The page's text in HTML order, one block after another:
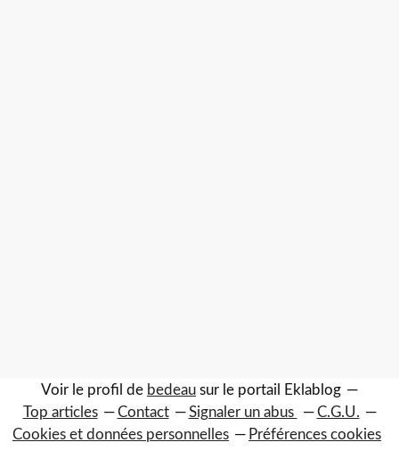
Voir le profil de bedeau sur le portail Eklablog
Top articles
Contact Signaler un abus
C.G.U.
Cookies et données personnelles
Préférences cookies